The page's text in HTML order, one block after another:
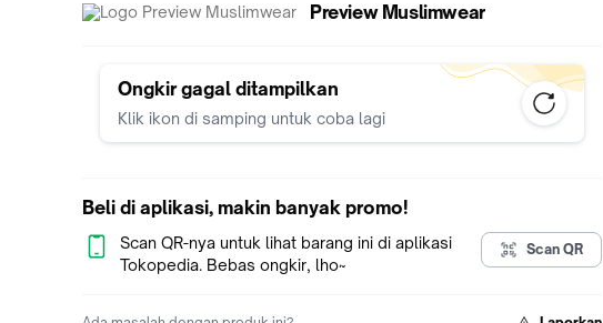
Lingkar Dada : 120CM
Panjang Badan: 112CM
Panjang Lengan : 56CM
Barang terbatas, buruan dibeli sebelum kehabisan! Segera chat
1.Produk bisa ditukar hanya dengan alasan barang salah kirim, dan
ukuran tidak sesuai. Tidak bisa ganti model/motif
2.Pembeli wajib mendokumentasikan berupa video saat unboxing
produk
Preview Muslimwear
Ongkir gagal ditampilkan
Klik ikon di samping untuk coba lagi
Beli di aplikasi, makin banyak promo!
Scan QR-nya untuk lihat barang ini di aplikasi
Tokopedia. Bebas ongkir, lho~
Scan QR